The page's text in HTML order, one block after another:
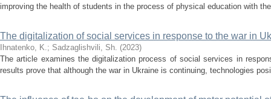
improving the health of students in the process of physical education with
The digitalization of social services in response to the war in
Ihnatenko, K.; Sadzaglishvili, Sh. (2023)
The article examines the digitalization process of social services in
results prove that although the war in Ukraine is continuing, technologies